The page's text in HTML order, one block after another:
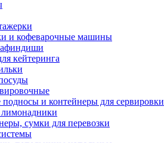
и кофеварочные машины
кейтеринга
и контейнеры для сервировки
сумки для перевозки